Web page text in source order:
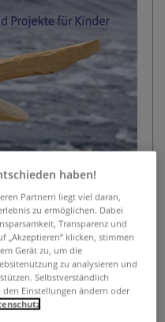
der
haben!
Partnern liegt viel daran,
zu ermöglichen. Dabei
Transparenz und
„Akzeptieren“ klicken, stimmen
Gerät zu, um die
zu analysieren und
Selbstverständlich
Einstellungen ändern oder